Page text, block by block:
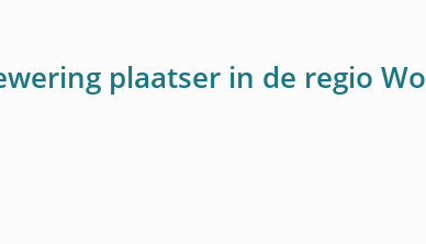
plaatser in de regio